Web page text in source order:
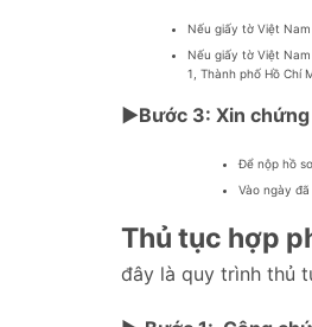
Nếu giấy tờ Việt
Nếu giấy tờ Việt
1, Thành phố Hồ Chí
►Bước 3: Xin chứng
Để nộp hồ
Vào ngày
Thủ tục hợp
đây là quy trình thủ